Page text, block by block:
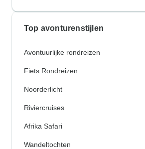
Top avonturenstijlen
Avontuurlijke rondreizen
Fiets Rondreizen
Noorderlicht
Riviercruises
Afrika Safari
Wandeltochten